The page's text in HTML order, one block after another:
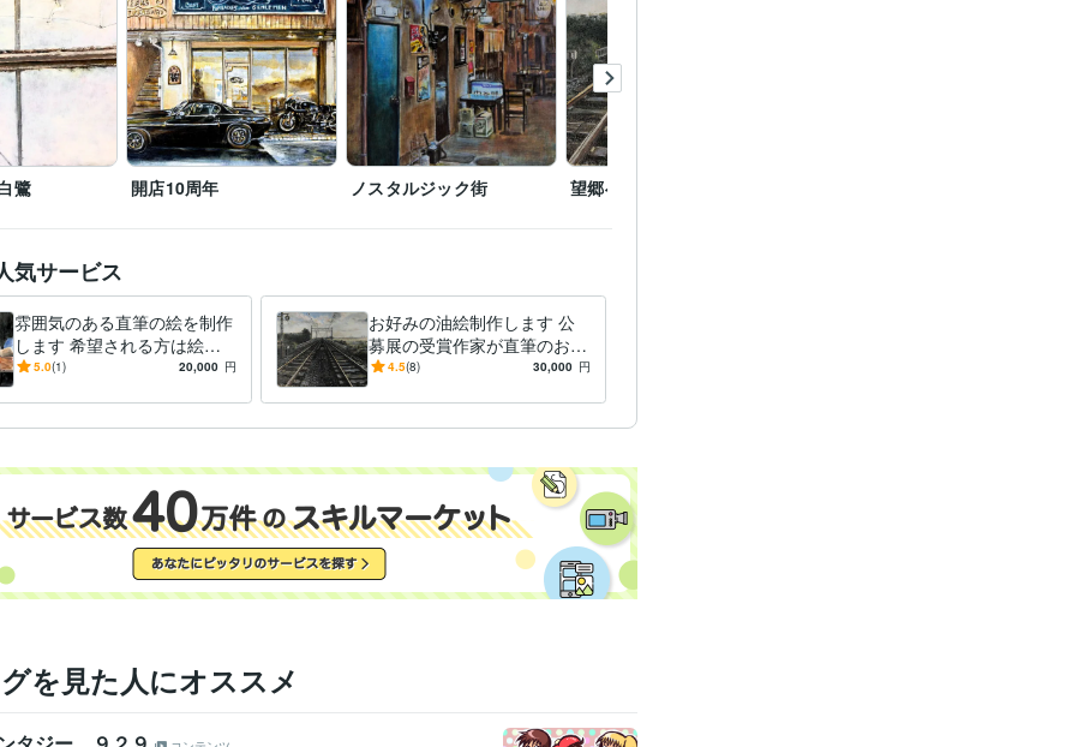
東海大学 1986年3月 ~ 1989年2月
鷺 開店10周年 ノスタルジック街 望郷への道
気サービス
雰囲気のある直筆の絵を制作
します 希望される方は絵を
発送いたします。(送料別)
5.0(1) 20,000 円
お好みの油絵制作します 公
募展の受賞作家が直筆のお好
みの油絵を作成します。
4.5(8) 30,000 円
を見た人にオススメ